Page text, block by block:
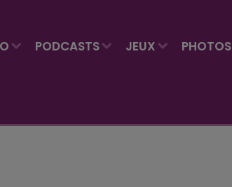
PODCASTS JEUX PHOTOS